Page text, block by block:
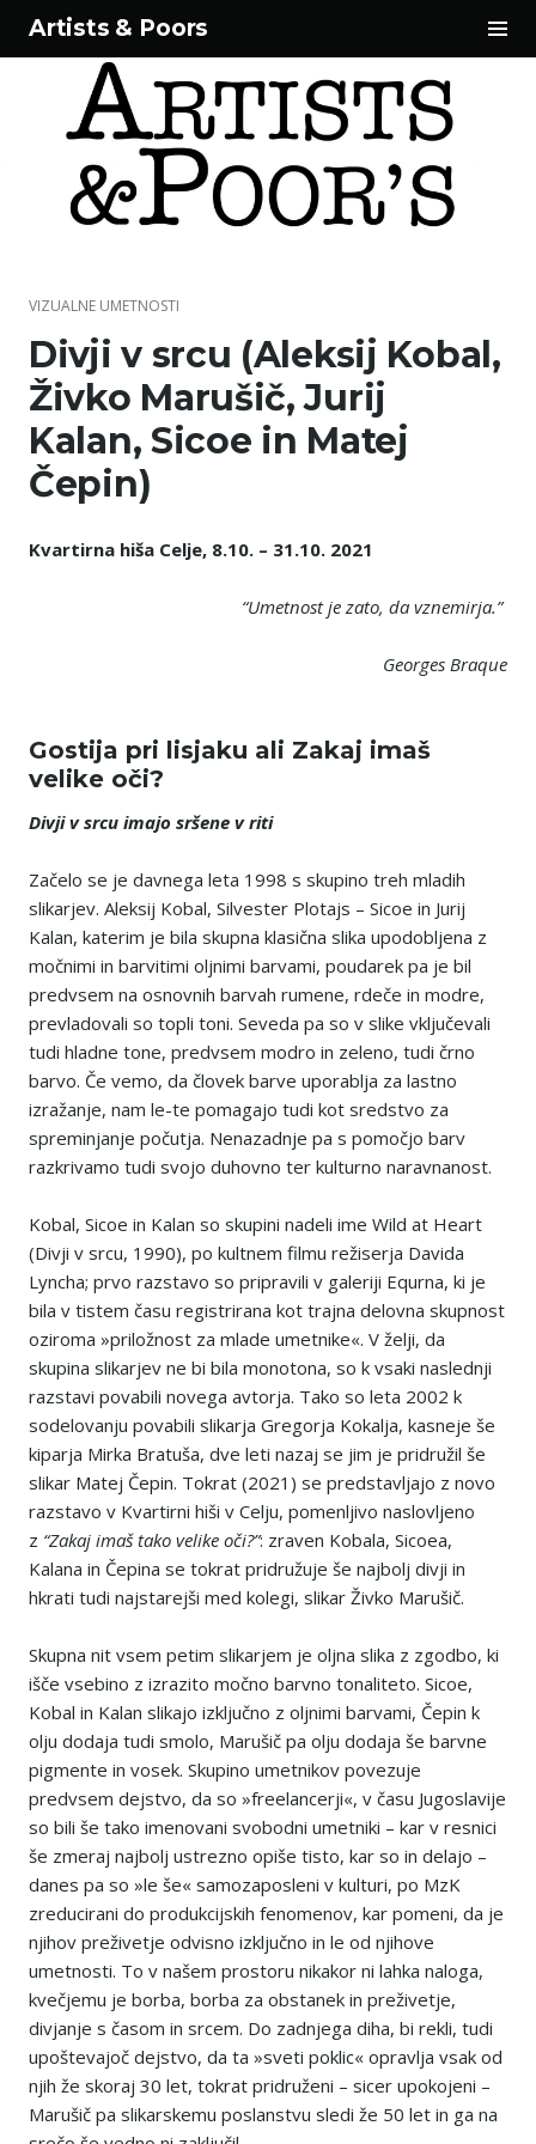
Artists & Poors
contentVIZUALNE UMETNOSTI
Divji v srcu (Aleksij Kobal,
Živko Marušič, Jurij
Kalan, Sicoe in Matej
Čepin)
Kvartirna hiša Celje, 8.10. – 31.10. 2021
“Umetnost je zato, da vznemirja.”
Georges Braque
Gostija pri lisjaku ali Zakaj imaš
velike oči?
Divji v srcu imajo sršene v riti
Začelo se je davnega leta 1998 s skupino treh mladih
slikarjev. Aleksij Kobal, Silvester Plotajs – Sicoe in Jurij
Kalan, katerim je bila skupna klasična slika upodobljena z
močnimi in barvitimi oljnimi barvami, poudarek pa je bil
predvsem na osnovnih barvah rumene, rdeče in modre,
prevladovali so topli toni. Seveda pa so v slike vključevali
tudi hladne tone, predvsem modro in zeleno, tudi črno
barvo. Če vemo, da človek barve uporablja za lastno
izražanje, nam le-te pomagajo tudi kot sredstvo za
spreminjanje počutja. Nenazadnje pa s pomočjo barv
razkrivamo tudi svojo duhovno ter kulturno naravnanost.
Kobal, Sicoe in Kalan so skupini nadeli ime Wild at Heart
(Divji v srcu, 1990), po kultnem filmu režiserja Davida
Lyncha; prvo razstavo so pripravili v galeriji Equrna, ki je
bila v tistem času registrirana kot trajna delovna skupnost
oziroma »priložnost za mlade umetnike«. V želji, da
skupina slikarjev ne bi bila monotona, so k vsaki naslednji
razstavi povabili novega avtorja. Tako so leta 2002 k
sodelovanju povabili slikarja Gregorja Kokalja, kasneje še
kiparja Mirka Bratuša, dve leti nazaj se jim je pridružil še
slikar Matej Čepin. Tokrat (2021) se predstavljajo z novo
razstavo v Kvartirni hiši v Celju, pomenljivo naslovljeno
z “Zakaj imaš tako velike oči?”: zraven Kobala, Sicoea,
Kalana in Čepina se tokrat pridružuje še najbolj divji in
hkrati tudi najstarejši med kolegi, slikar Živko Marušič.
Skupna nit vsem petim slikarjem je oljna slika z zgodbo, ki
išče vsebino z izrazito močno barvno tonaliteto. Sicoe,
Kobal in Kalan slikajo izključno z oljnimi barvami, Čepin k
olju dodaja tudi smolo, Marušič pa olju dodaja še barvne
pigmente in vosek. Skupino umetnikov povezuje
predvsem dejstvo, da so »freelancerji«, v času Jugoslavije
so bili še tako imenovani svobodni umetniki – kar v resnici
še zmeraj najbolj ustrezno opiše tisto, kar so in delajo –
danes pa so »le še« samozaposleni v kulturi, po MzK
zreducirani do produkcijskih fenomenov, kar pomeni, da je
njihov preživetje odvisno izključno in le od njihove
umetnosti. To v našem prostoru nikakor ni lahka naloga,
kvečjemu je borba, borba za obstanek in preživetje,
divjanje s časom in srcem. Do zadnjega diha, bi rekli, tudi
upoštevajoč dejstvo, da ta »sveti poklic« opravlja vsak od
njih že skoraj 30 let, tokrat pridruženi – sicer upokojeni –
Marušič pa slikarskemu poslanstvu sledi že 50 let in ga na